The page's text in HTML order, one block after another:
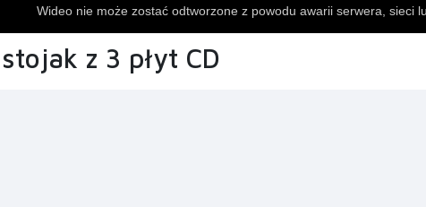
z 3 płyt CD